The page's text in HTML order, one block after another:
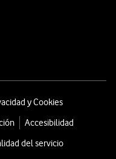
y Cookies
Accesibilidad
del servicio